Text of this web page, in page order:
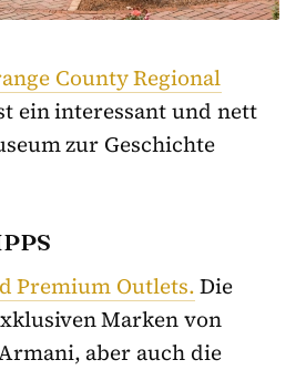
County Regional
ein interessant und nett
zur Geschichte
Premium Outlets.Die
Marken von
aber auch die